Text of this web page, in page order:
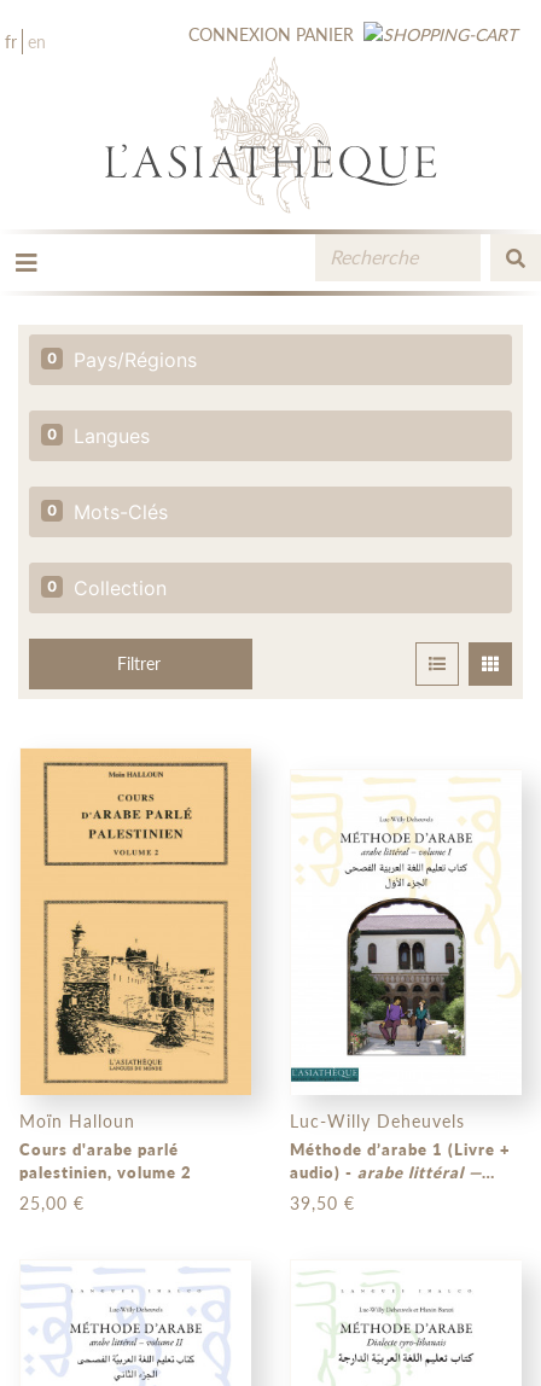
fr en CONNEXION PANIER
LES ÉDITIONS
LA LIBRAIRIE
CATALOGUE
MÉDIATHÈQUE
NOUVEAUTÉS / À PARAÎTRE
0 Pays/Régions
0 Langues
0 Mots-Clés
0 Collection
Filtrer
Moïn Halloun
Cours d'arabe parlé
palestinien, volume 2
25,00 €
Luc-Willy Deheuvels
Méthode d’arabe 1 (Livre +
audio) - arabe littéral —
volume 1
39,50 €